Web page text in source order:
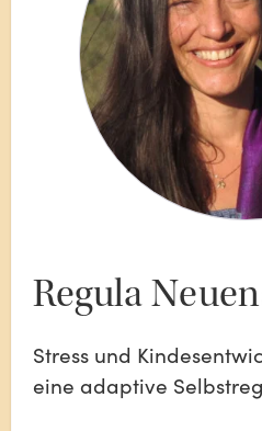
Regula
Stress und
eine adaptive